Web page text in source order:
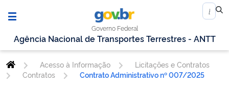
Governo Federal
Agência Nacional de Transportes Terrestres - ANTT
Acesso à Informação
Licitações e Contratos
Contratos
Contrato Administrativo nº 007/2025